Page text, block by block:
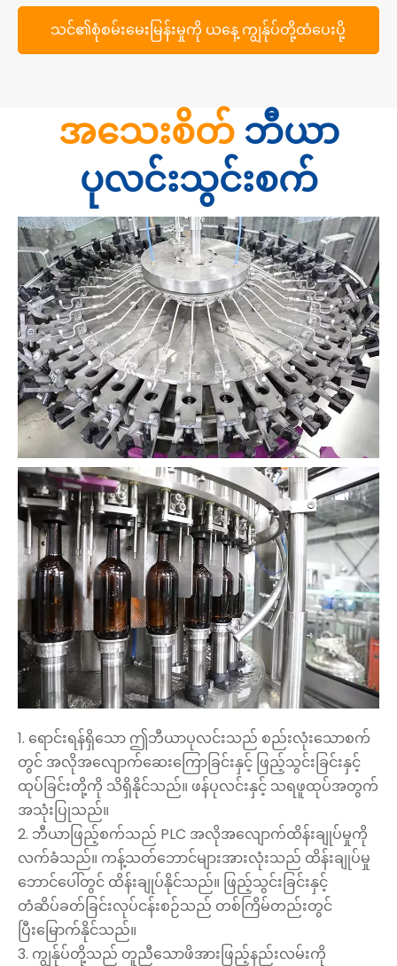
သင်၏စုံစမ်းမေးမြန်းမှုကို ယနေ့ ကျွန်ုပ်တို့ထံပေးပို့
အသေးစိတ် ဘီယာ
ပုလင်းသွင်းစက်
1. ရောင်းရန်ရှိသော ဤဘီယာပုလင်းသည် စည်းလုံးသောစက်
တွင် အလိုအလျောက်ဆေးကြောခြင်းနှင့် ဖြည့်သွင်းခြင်းနှင့်
ထုပ်ခြင်းတို့ကို သိရှိနိုင်သည်။ ဖန်ပုလင်းနှင့် သရဖူထုပ်အတွက်
အသုံးပြုသည်။
2. ဘီယာဖြည့်စက်သည် PLC အလိုအလျောက်ထိန်းချုပ်မှုကို
လက်ခံသည်။ ကန့်သတ်ဘောင်များအားလုံးသည် ထိန်းချုပ်မှု
ဘောင်ပေါ်တွင် ထိန်းချုပ်နိုင်သည်။ ဖြည့်သွင်းခြင်းနှင့်
တံဆိပ်ခတ်ခြင်းလုပ်ငန်းစဉ်သည် တစ်ကြိမ်တည်းတွင်
ပြီးမြောက်နိုင်သည်။
3. ကျွန်ုပ်တို့သည် တူညီသောဖိအားဖြည့်နည်းလမ်းကို